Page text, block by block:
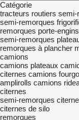
Catégorie
tracteurs routiers semi-
semi-remorques
remorques porte-engins
semi-remorques
remorques à plancher
camions
camions plateaux
citernes camions
amplirolls camions
citernes
semi-remorques
citernes de silo
remorques